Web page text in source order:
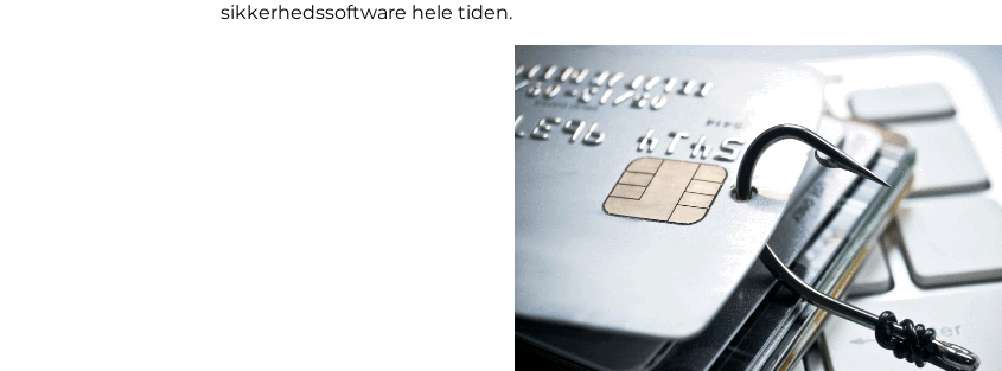
sikkerhedssoftware hele tiden.